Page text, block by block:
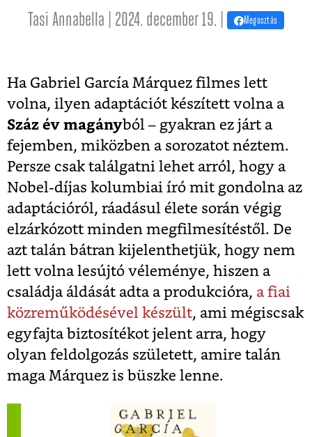
Tasi Annabella | 2024. december 19. | Megosztás
Ha Gabriel García Márquez filmes lett
volna, ilyen adaptációt készített volna a
Száz év magányból – gyakran ez járt a
fejemben, miközben a sorozatot néztem.
Persze csak találgatni lehet arról, hogy a
Nobel-díjas kolumbiai író mit gondolna az
adaptációról, ráadásul élete során végig
elzárkózott minden megfilmesítéstől. De
azt talán bátran kijelenthetjük, hogy nem
lett volna lesújtó véleménye, hiszen a
családja áldását adta a produkcióra, a fiai
közreműködésével készült, ami mégiscsak
egyfajta biztosítékot jelent arra, hogy
olyan feldolgozás született, amire talán
maga Márquez is büszke lenne.